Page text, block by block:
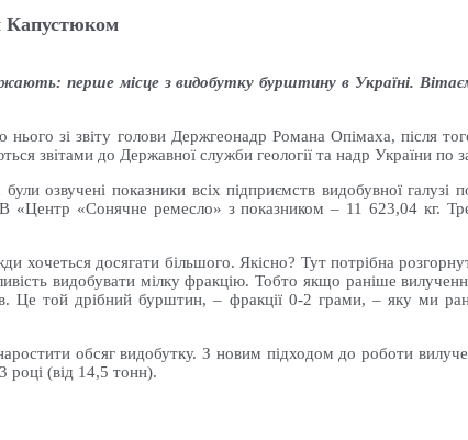
Капустюком
перше місце з видобутку бурштину в Україні.
зі звіту голови Держгеонадр Романа Опімаха, після
звітами до Державної служби геології та надр України по
були озвучені показники всіх підприємств видобувної
«Центр «Сонячне ремесло» з показником – 11 623,04 кг.
хочеться досягати більшого. Якісно? Тут потрібна
видобувати мілку фракцію. Тобто якщо раніше вилучення
Це той дрібний бурштин, – фракції 0-2 грами, – яку ми
обсяг видобутку. З новим підходом до роботи
році (від 14,5 тонн).